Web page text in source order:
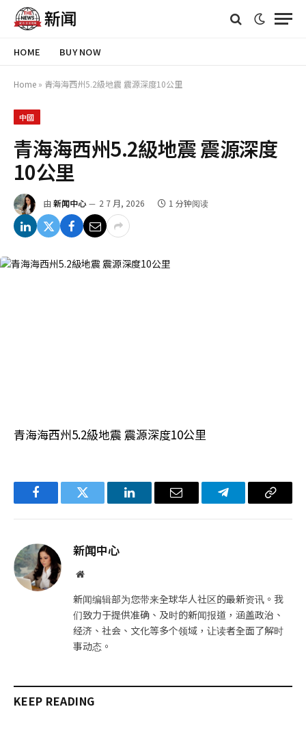
HOME BUY NOW
Home » 青海海西州5.2級地震 震源深度10公里
中國
青海海西州5.2級地震 震源深度
10公里
由 新闻中心 2 7 月, 2026 1 分钟阅读
青海海西州5.2級地震 震源深度10公里
FacebookTwitter LinkedIn电
Telegram复
新闻中心
网
新闻编辑部为您带来全球华人社区的最新资讯。我
们致力于提供准确、及时的新闻报道，涵盖政治、
经济、社会、文化等多个领域，让读者全面了解时
事动态。
KEEP READING